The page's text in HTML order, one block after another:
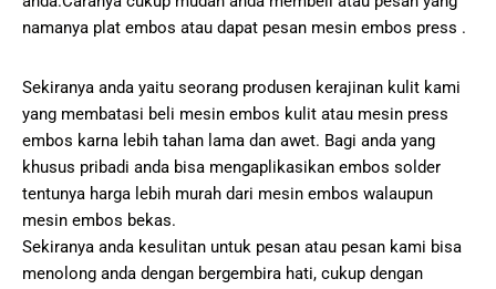
namanya plat embos atau dapat pesan mesin embos press .
Sekiranya anda yaitu seorang produsen kerajinan kulit kami
yang membatasi beli mesin embos kulit atau mesin press
embos karna lebih tahan lama dan awet. Bagi anda yang
khusus pribadi anda bisa mengaplikasikan embos solder
tentunya harga lebih murah dari mesin embos walaupun
mesin embos bekas.
Sekiranya anda kesulitan untuk pesan atau pesan kami bisa
menolong anda dengan bergembira hati, cukup dengan